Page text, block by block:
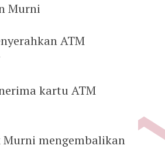
Murni
ATM
kartu ATM
Murni mengembalikan